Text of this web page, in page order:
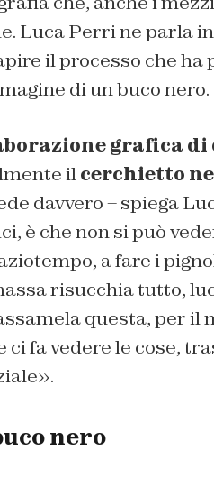
Luca Perri ne parla
il processo che ha
di un buco nero.
grafica
ilcerchietto
davvero – spiega
è che non si può
a fare i
risucchia tutto,
questa, per il
ci fa vedere le cose,
nero